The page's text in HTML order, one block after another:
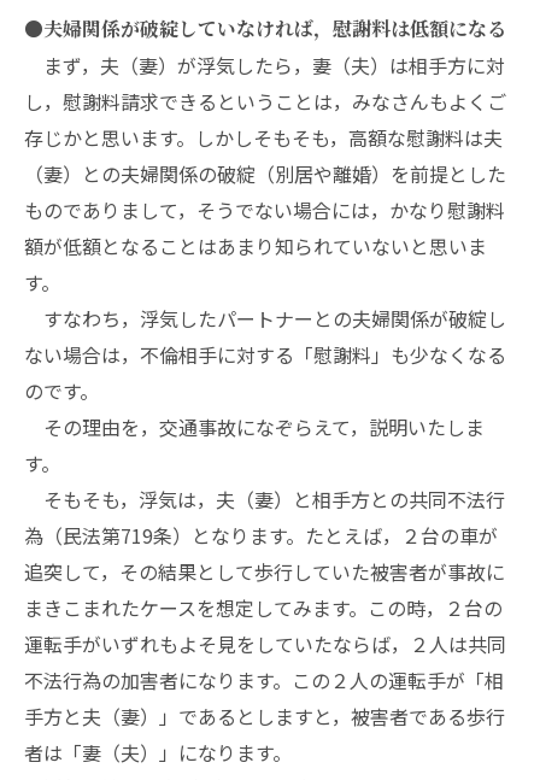
●夫婦関係が破綻していなければ，慰謝料は低額になる
まず，夫（妻）が浮気したら，妻（夫）は相手方に対
し，慰謝料請求できるということは，みなさんもよくご
存じかと思います。しかしそもそも，高額な慰謝料は夫
（妻）との夫婦関係の破綻（別居や離婚）を前提とした
ものでありまして，そうでない場合には，かなり慰謝料
額が低額となることはあまり知られていないと思いま
す。
すなわち，浮気したパートナーとの夫婦関係が破綻し
ない場合は，不倫相手に対する「慰謝料」も少なくなる
のです。
その理由を，交通事故になぞらえて，説明いたしま
す。
そもそも，浮気は，夫（妻）と相手方との共同不法行
為（民法第719条）となります。たとえば，２台の車が
追突して，その結果として歩行していた被害者が事故に
まきこまれたケースを想定してみます。この時，２台の
運転手がいずれもよそ見をしていたならば，２人は共同
不法行為の加害者になります。この２人の運転手が「相
手方と夫（妻）」であるとしますと，被害者である歩行
者は「妻（夫）」になります。